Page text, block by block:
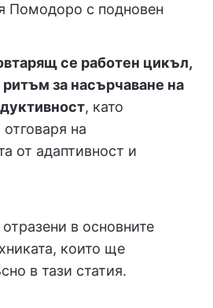
Помодоро с подновен
се работен цикъл,
за насърчаване на
, като
на
от адаптивност и
в основните
които ще
в тази статия.